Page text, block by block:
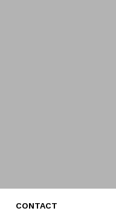
CONTACT